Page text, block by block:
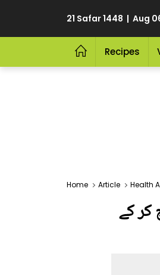
21 Safar 1448 | Aug
Recipes
Home Article Health
کر کے